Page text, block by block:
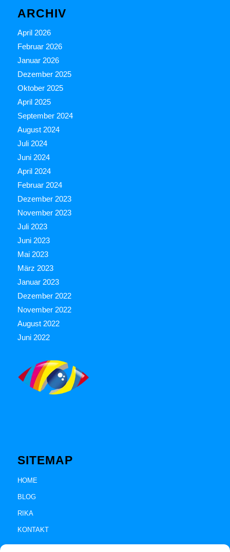
ARCHIV
April 2026
Februar 2026
Januar 2026
Dezember 2025
Oktober 2025
April 2025
September 2024
August 2024
Juli 2024
Juni 2024
April 2024
Februar 2024
Dezember 2023
November 2023
Juli 2023
Juni 2023
Mai 2023
März 2023
Januar 2023
Dezember 2022
November 2022
August 2022
Juni 2022
SITEMAP
HOME
BLOG
RIKA
KONTAKT